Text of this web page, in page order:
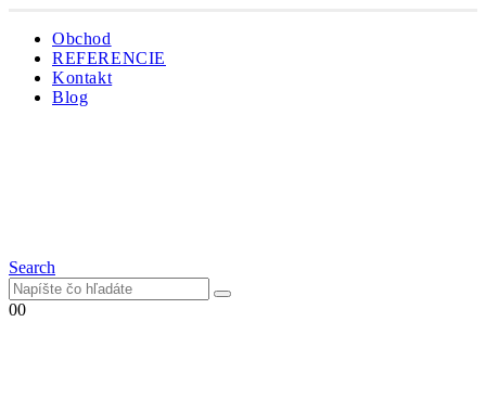
Obchod
REFERENCIE
Kontakt
Blog
Search
00